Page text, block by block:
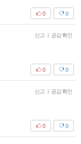
0
0
신고 | 공감 확인
0
0
신고 | 공감 확인
0
0